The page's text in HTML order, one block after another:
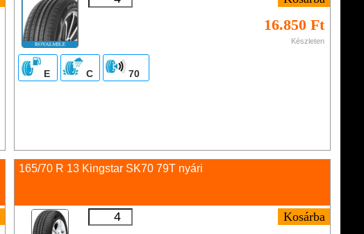
16.850 Ft
Készleten
E C 70
165/70 R 13 Kingstar SK70 79T nyári